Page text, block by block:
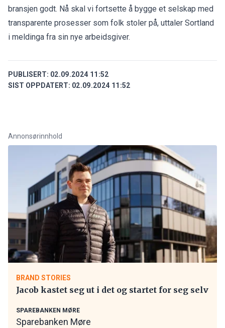
bransjen godt. Nå skal vi fortsette å bygge et selskap med
transparente prosesser som folk stoler på, uttaler Sortland
i meldinga fra sin nye arbeidsgiver.
PUBLISERT: 02.09.2024 11:52
SIST OPPDATERT: 02.09.2024 11:52
Annonsørinnhold
BRAND STORIES
Jacob kastet seg ut i det og startet for seg selv
SPAREBANKEN MØRE
Sparebanken Møre